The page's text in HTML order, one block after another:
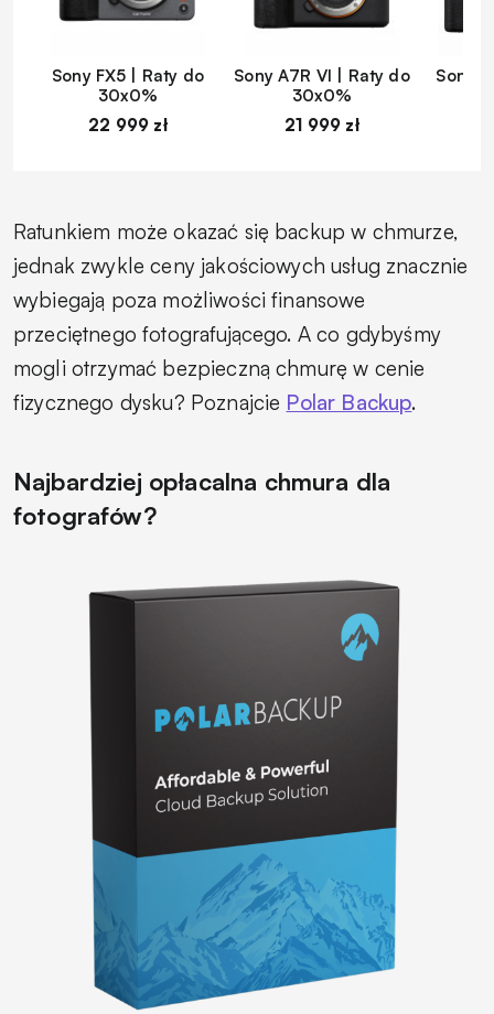
Sony FX5 | Raty do
30x0%
22 999 zł
Sony A7R VI | Raty do
30x0%
21 999 zł
Sony
Ratunkiem może okazać się backup w chmurze,
jednak zwykle ceny jakościowych usług znacznie
wybiegają poza możliwości finansowe
przeciętnego fotografującego. A co gdybyśmy
mogli otrzymać bezpieczną chmurę w cenie
fizycznego dysku? Poznajcie Polar Backup.
Najbardziej opłacalna chmura dla
fotografów?